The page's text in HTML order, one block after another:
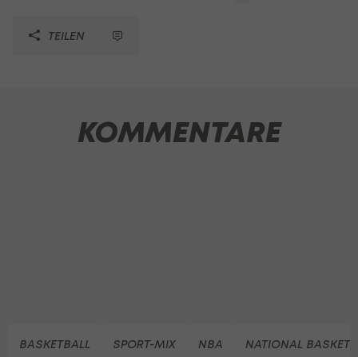
TEILEN
KOMMENTARE
BASKETBALL SPORT-MIX NBA NATIONAL